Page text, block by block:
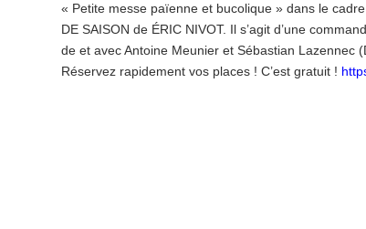
« Petite messe païenne et bucolique » dans le
DE SAISON de ÉRIC NIVOT. Il s’agit d’une
de et avec Antoine Meunier et Sébastian Lazennec
Réservez rapidement vos places ! C’est gratuit !